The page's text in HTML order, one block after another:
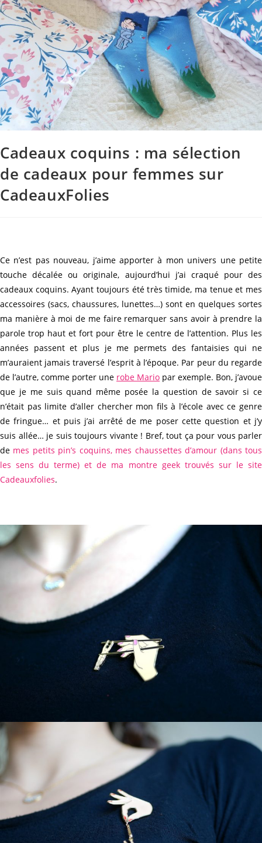
Cadeaux coquins : ma sélection
de cadeaux pour femmes sur
CadeauxFolies
Ce n’est pas nouveau, j’aime apporter à mon univers une petite
touche décalée ou originale, aujourd’hui j’ai craqué pour des
cadeaux coquins. Ayant toujours été très timide, ma tenue et mes
accessoires (sacs, chaussures, lunettes…) sont en quelques sortes
ma manière à moi de me faire remarquer sans avoir à prendre la
parole trop haut et fort pour être le centre de l’attention. Plus les
années passent et plus je me permets des fantaisies qui ne
m’auraient jamais traversé l’esprit à l’époque. Par peur du regarde
de l’autre, comme porter une robe Mario par exemple. Bon, j’avoue
que je me suis quand même posée la question de savoir si ce
n’était pas limite d’aller chercher mon fils à l’école avec ce genre
de fringue… et puis j’ai arrêté de me poser cette question et j’y
suis allée… je suis toujours vivante ! Bref, tout ça pour vous parler
de mes petits pin’s coquins, mes chaussettes d’amour (dans tous
les sens du terme) et de ma montre geek trouvés sur le site
Cadeauxfolies.